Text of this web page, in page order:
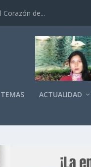
de...
TEMAS ACTUALIDAD